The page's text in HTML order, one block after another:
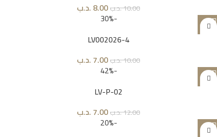
10.00.د.ب8.00 .د.ب
-30%
LV002026-4
10.00.د.ب7.00 .د.ب
-42%
LV-P-02
12.00.د.ب7.00 .د.ب
-20%